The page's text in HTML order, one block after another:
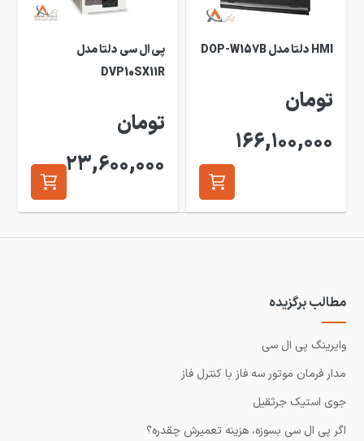
HMI دلتا مدل DOP-W157B
تومان
166,100,000
پی ال سی دلتا مدل
DVP10SX11R
تومان
23,600,000
مطالب برگزیده
وایرینگ پی ال سی
مدار فرمان موتور سه فاز با کنترل فاز
جوی استیک جرثقیل
اگر پی ال سی بسوزه، هزینه تعمیرش چقدره؟